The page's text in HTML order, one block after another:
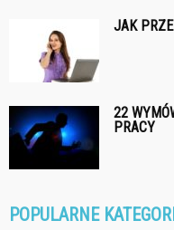
JAK
22
PRACY
POPULARNE